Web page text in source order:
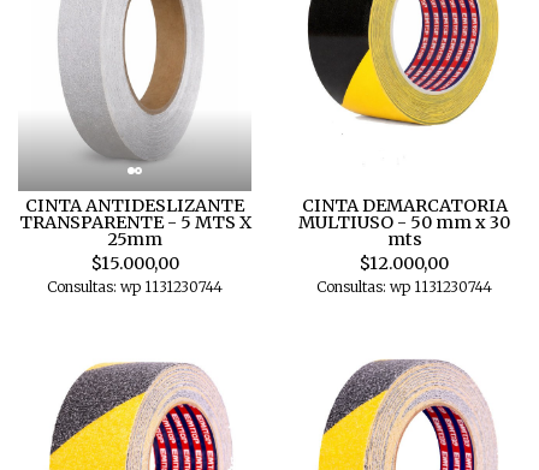
CINTA ANTIDESLIZANTE
TRANSPARENTE - 5 MTS X
25mm
$15.000,00
Consultas: wp 1131230744
CINTA DEMARCATORIA
MULTIUSO - 50 mm x 30
mts
$12.000,00
Consultas: wp 1131230744